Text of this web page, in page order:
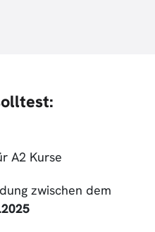
A2 Kurse
zwischen dem